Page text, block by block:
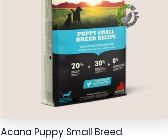
Acana Puppy Small Breed